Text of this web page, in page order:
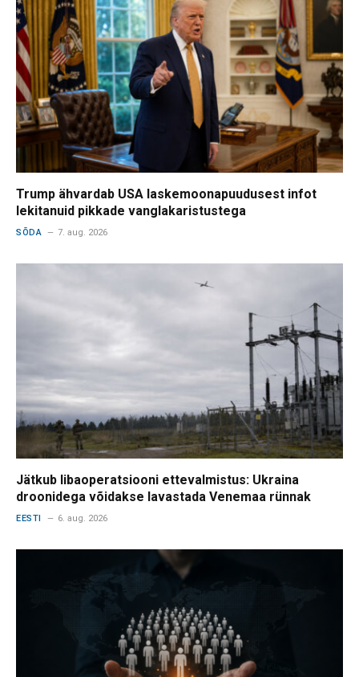
Trump ähvardab USA laskemoonapuudusest infot
lekitanuid pikkade vanglakaristustega
SÕDA 7. aug. 2026
Jätkub libaoperatsiooni ettevalmistus: Ukraina
droonidega võidakse lavastada Venemaa rünnak
EESTI 6. aug. 2026